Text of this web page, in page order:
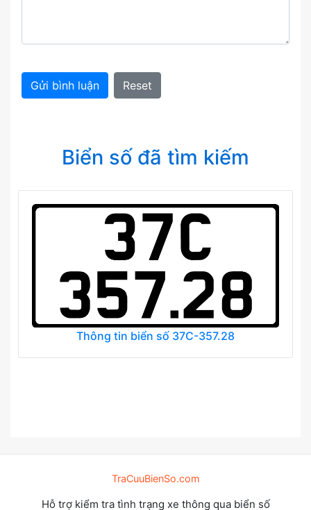
Gửi bình luận Reset
Biển số đã tìm kiếm
Thông tin biển số 37C-357.28
TraCuuBienSo.com
Hỗ trợ kiểm tra tình trạng xe thông qua biển số